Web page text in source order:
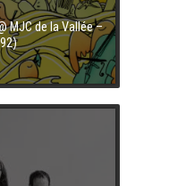
MJC de la Vallée –